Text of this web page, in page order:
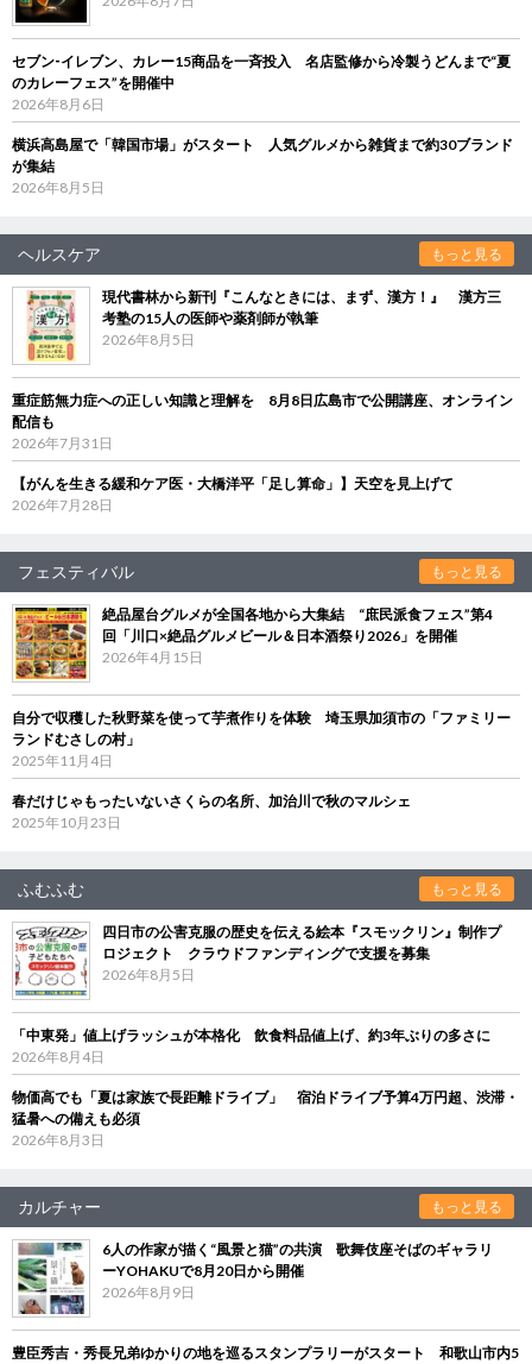
セブン‐イレブン、カレー15商品を一斉投入 名店監修から冷製うどんまで“夏
のカレーフェス”を開催中
2026年8月6日
横浜高島屋で「韓国市場」がスタート 人気グルメから雑貨まで約30ブランド
が集結
2026年8月5日
ヘルスケア もっと見る
現代書林から新刊『こんなときには、まず、漢方！』 漢方三
考塾の15人の医師や薬剤師が執筆
2026年8月5日
重症筋無力症への正しい知識と理解を 8月8日広島市で公開講座、オンライン
配信も
2026年7月31日
【がんを生きる緩和ケア医・大橋洋平「足し算命」】天空を見上げて
2026年7月28日
フェスティバル もっと見る
絶品屋台グルメが全国各地から大集結 “庶民派食フェス”第4
回「川口×絶品グルメビール＆日本酒祭り2026」を開催
2026年4月15日
自分で収穫した秋野菜を使って芋煮作りを体験 埼玉県加須市の「ファミリー
ランドむさしの村」
2025年11月4日
春だけじゃもったいないさくらの名所、加治川で秋のマルシェ
2025年10月23日
ふむふむ もっと見る
四日市の公害克服の歴史を伝える絵本『スモックリン』制作プ
ロジェクト クラウドファンディングで支援を募集
2026年8月5日
「中東発」値上げラッシュが本格化 飲食料品値上げ、約3年ぶりの多さに
2026年8月4日
物価高でも「夏は家族で長距離ドライブ」 宿泊ドライブ予算4万円超、渋滞・
猛暑への備えも必須
2026年8月3日
カルチャー もっと見る
6人の作家が描く“風景と猫”の共演 歌舞伎座そばのギャラリ
ーYOHAKUで8月20日から開催
2026年8月9日
豊臣秀吉・秀長兄弟ゆかりの地を巡るスタンプラリーがスタート 和歌山市内5